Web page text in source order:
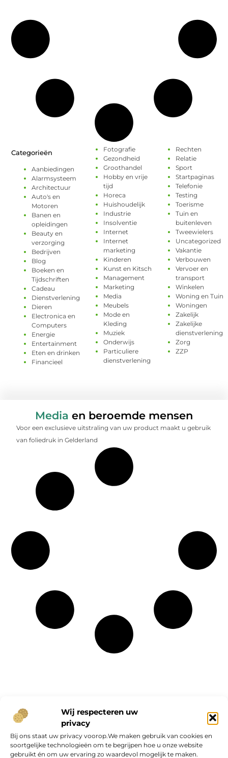
Wij respecteren uw
privacy
Bij ons staat uw privacy voorop.We maken gebruik van cookies en
soortgelijke technologieën om te begrijpen hoe u onze website
gebruikt én om uw ervaring zo waardevol mogelijk te maken.
Categorieën
Aanbiedingen
Alarmsysteem
Architectuur
Auto's en
Motoren
Banen en
opleidingen
Beauty en
verzorging
Bedrijven
Blog
Boeken en
Tijdschriften
Cadeau
Dienstverlening
Dieren
Electronica en
Computers
Energie
Entertainment
Eten en drinken
Financieel
Fotografie
Gezondheid
Groothandel
Hobby en vrije
tijd
Horeca
Huishoudelijk
Industrie
Insolventie
Internet
Internet
marketing
Kinderen
Kunst en Kitsch
Management
Marketing
Media
Meubels
Mode en
Kleding
Muziek
Onderwijs
Particuliere
dienstverlening
Rechten
Relatie
Sport
Startpaginas
Telefonie
Testing
Toerisme
Tuin en
buitenleven
Tweewielers
Uncategorized
Vakantie
Verbouwen
Vervoer en
transport
Winkelen
Woning en Tuin
Woningen
Zakelijk
Zakelijke
dienstverlening
Zorg
ZZP
Media en beroemde mensen
Voor een exclusieve uitstraling van uw product maakt u gebruik
van foliedruk in Gelderland
Onze informatie